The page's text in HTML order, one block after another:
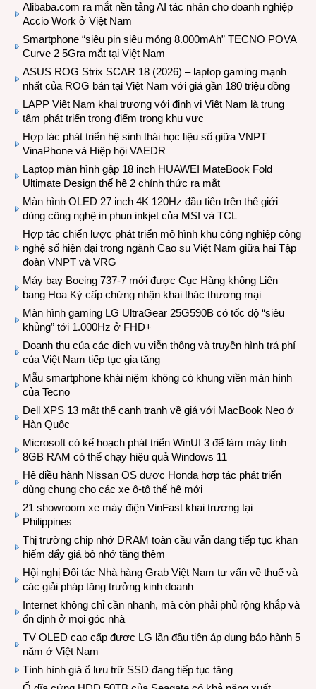
Alibaba.com ra mắt nền tảng AI tác nhân cho doanh nghiệp
Accio Work ở Việt Nam
Smartphone “siêu pin siêu mỏng 8.000mAh” TECNO POVA
Curve 2 5Gra mắt tại Việt Nam
ASUS ROG Strix SCAR 18 (2026) – laptop gaming mạnh
nhất của ROG bán tại Việt Nam với giá gần 180 triệu đồng
LAPP Việt Nam khai trương với định vị Việt Nam là trung
tâm phát triển trọng điểm trong khu vực
Hợp tác phát triển hệ sinh thái học liệu số giữa VNPT
VinaPhone và Hiệp hội VAEDR
Laptop màn hình gập 18 inch HUAWEI MateBook Fold
Ultimate Design thế hệ 2 chính thức ra mắt
Màn hình OLED 27 inch 4K 120Hz đầu tiên trên thế giới
dùng công nghệ in phun inkjet của MSI và TCL
Hợp tác chiến lược phát triển mô hình khu công nghiệp công
nghệ số hiện đại trong ngành Cao su Việt Nam giữa hai Tập
đoàn VNPT và VRG
Máy bay Boeing 737-7 mới được Cục Hàng không Liên
bang Hoa Kỳ cấp chứng nhận khai thác thương mại
Màn hình gaming LG UltraGear 25G590B có tốc độ “siêu
khủng” tới 1.000Hz ở FHD+
Doanh thu của các dịch vụ viễn thông và truyền hình trả phí
của Việt Nam tiếp tục gia tăng
Mẫu smartphone khái niệm không có khung viền màn hình
của Tecno
Dell XPS 13 mất thế cạnh tranh về giá với MacBook Neo ở
Hàn Quốc
Microsoft có kế hoạch phát triển WinUI 3 để làm máy tính
8GB RAM có thể chạy hiệu quả Windows 11
Hệ điều hành Nissan OS được Honda hợp tác phát triển
dùng chung cho các xe ô-tô thế hệ mới
21 showroom xe máy điện VinFast khai trương tại
Philippines
Thị trường chip nhớ DRAM toàn cầu vẫn đang tiếp tục khan
hiếm đẩy giá bộ nhớ tăng thêm
Hội nghị Đối tác Nhà hàng Grab Việt Nam tư vấn về thuế và
các giải pháp tăng trưởng kinh doanh
Internet không chỉ cần nhanh, mà còn phải phủ rộng khắp và
ổn định ở mọi góc nhà
TV OLED cao cấp được LG lần đầu tiên áp dụng bảo hành 5
năm ở Việt Nam
Tình hình giá ổ lưu trữ SSD đang tiếp tục tăng